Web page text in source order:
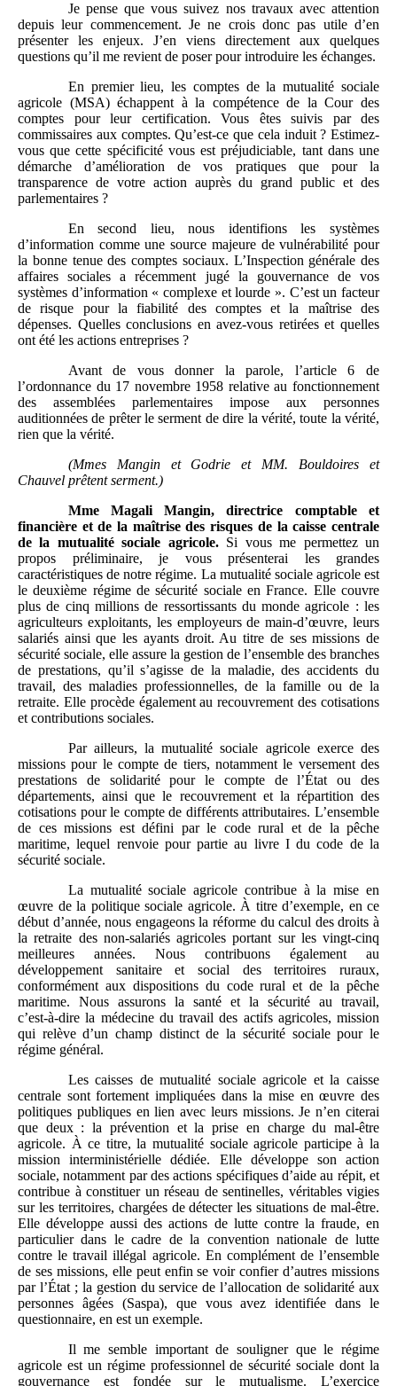
Je pense que vous suivez nos travaux avec attention
depuis leur commencement. Je ne crois donc pas utile d’en
présenter les enjeux. J’en viens directement aux quelques
questions qu’il me revient de poser pour introduire les échanges.
En premier lieu, les comptes de la mutualité sociale
agricole (MSA) échappent à la compétence de la Cour des
comptes pour leur certification. Vous êtes suivis par des
commissaires aux comptes. Qu’est-ce que cela induit ? Estimez-
vous que cette spécificité vous est préjudiciable, tant dans une
démarche d’amélioration de vos pratiques que pour la
transparence de votre action auprès du grand public et des
parlementaires ?
En second lieu, nous identifions les systèmes
d’information comme une source majeure de vulnérabilité pour
la bonne tenue des comptes sociaux. L’Inspection générale des
affaires sociales a récemment jugé la gouvernance de vos
systèmes d’information « complexe et lourde ». C’est un facteur
de risque pour la fiabilité des comptes et la maîtrise des
dépenses. Quelles conclusions en avez-vous retirées et quelles
ont été les actions entreprises ?
Avant de vous donner la parole, l’article 6 de
l’ordonnance du 17 novembre 1958 relative au fonctionnement
des assemblées parlementaires impose aux personnes
auditionnées de prêter le serment de dire la vérité, toute la vérité,
rien que la vérité.
(Mmes
Mangin et Godrie et MM.
Bouldoires et
Chauvel prêtent serment.)
Mme
Magali Mangin, directrice comptable et
financière et de la maîtrise des risques de la caisse centrale
de la mutualité sociale agricole.Si vous me permettez un
propos préliminaire, je vous présenterai les grandes
caractéristiques de notre régime. La mutualité sociale agricole est
le deuxième régime de sécurité sociale en France. Elle couvre
plus de cinq millions de ressortissants du monde agricole : les
agriculteurs exploitants, les employeurs de main‑d’œuvre, leurs
salariés ainsi que les ayants droit. Au titre de ses missions de
sécurité sociale, elle assure la gestion de l’ensemble des branches
de prestations, qu’il s’agisse de la maladie, des accidents du
travail, des maladies professionnelles, de la famille ou de la
retraite. Elle procède également au recouvrement des cotisations
et contributions sociales.
Par ailleurs, la mutualité sociale agricole exerce des
missions pour le compte de tiers, notamment le versement des
prestations de solidarité pour le compte de l’État ou des
départements, ainsi que le recouvrement et la répartition des
cotisations pour le compte de différents attributaires. L’ensemble
de ces missions est défini par le code rural et de la pêche
maritime, lequel renvoie pour partie au livre I du code de la
sécurité sociale.
La mutualité sociale agricole contribue à la mise en
œuvre de la politique sociale agricole. À titre d’exemple, en ce
début d’année, nous engageons la réforme du calcul des droits à
la retraite des non‑salariés agricoles portant sur les vingt‑cinq
meilleures années. Nous contribuons également au
développement sanitaire et social des territoires ruraux,
conformément aux dispositions du code rural et de la pêche
maritime. Nous assurons la santé et la sécurité au travail,
c’est‑à‑dire la médecine du travail des actifs agricoles, mission
qui relève d’un champ distinct de la sécurité sociale pour le
régime général.
Les caisses de mutualité sociale agricole et la caisse
centrale sont fortement impliquées dans la mise en œuvre des
politiques publiques en lien avec leurs missions. Je n’en citerai
que deux : la prévention et la prise en charge du mal‑être
agricole. À ce titre, la mutualité sociale agricole participe à la
mission interministérielle dédiée. Elle développe son action
sociale, notamment par des actions spécifiques d’aide au répit, et
contribue à constituer un réseau de sentinelles, véritables vigies
sur les territoires, chargées de détecter les situations de mal‑être.
Elle développe aussi des actions de lutte contre la fraude, en
particulier dans le cadre de la convention nationale de lutte
contre le travail illégal agricole. En complément de l’ensemble
de ses missions, elle peut enfin se voir confier d’autres missions
par l’État ; la gestion du service de l’allocation de solidarité aux
personnes âgées (Saspa), que vous avez identifiée dans le
questionnaire, en est un exemple.
Il me semble important de souligner que le régime
agricole est un régime professionnel de sécurité sociale dont la
gouvernance est fondée sur le mutualisme. L’exercice